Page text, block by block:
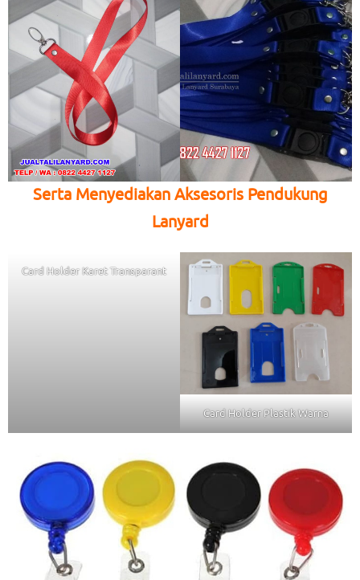
Serta Menyediakan Aksesoris Pendukung
Lanyard
Card Holder Karet Transparant
Card Holder Plastik Warna